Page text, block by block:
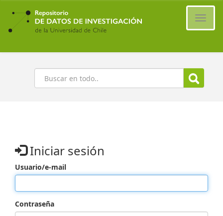
Ir
contenido
principal
Buscar
Iniciar sesión
Usuario/e-mail
Contraseña